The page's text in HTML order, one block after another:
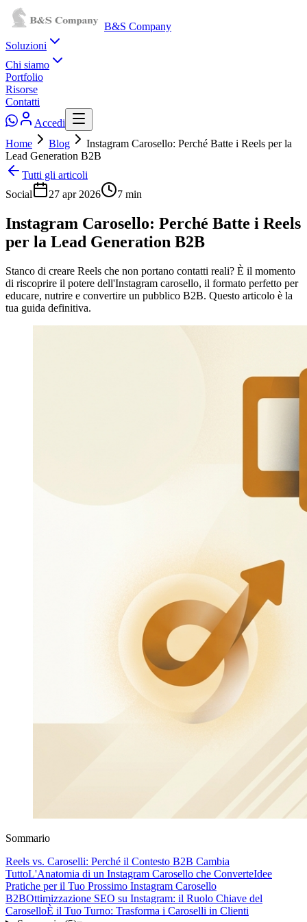
B&S Company
Soluzioni
Chi siamo
Portfolio
Risorse
Contatti
Accedi
Home
Blog
Instagram Carosello: Perché Batte i Reels per la
Lead Generation B2B
Tutti gli articoli
Social
27 apr 2026 7 min
Instagram Carosello: Perché Batte i Reels
per la Lead Generation B2B
Stanco di creare Reels che non portano contatti reali? È il momento
di riscoprire il potere dell'Instagram carosello, il formato perfetto per
educare, nutrire e convertire un pubblico B2B. Questo articolo è la
tua guida definitiva.
Sommario
Reels vs. Caroselli: Perché il Contesto B2B Cambia
TuttoL'Anatomia di un Instagram Carosello che ConverteIdee
Pratiche per il Tuo Prossimo Instagram Carosello
B2BOttimizzazione SEO su Instagram: il Ruolo Chiave del
CaroselloÈ il Tuo Turno: Trasforma i Caroselli in Clienti